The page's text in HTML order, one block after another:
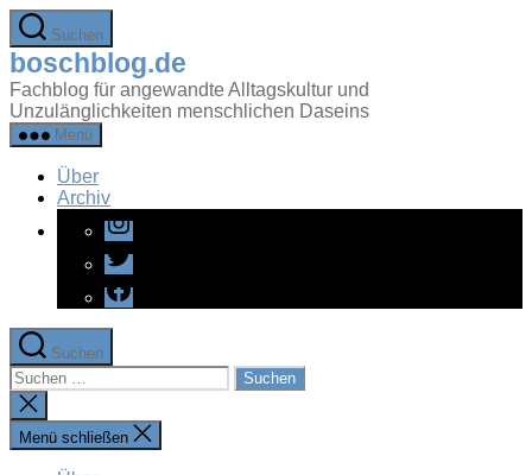
Zum
Inhalt
springen
Suchen
boschblog.de
Fachblog für angewandte Alltagskultur und
Unzulänglichkeiten menschlichen Daseins
Menü
Über
Archiv
Instagram
Twitter
Facebook
Suchen
Suchen
nach:
Suche
schließen
Menü schließen